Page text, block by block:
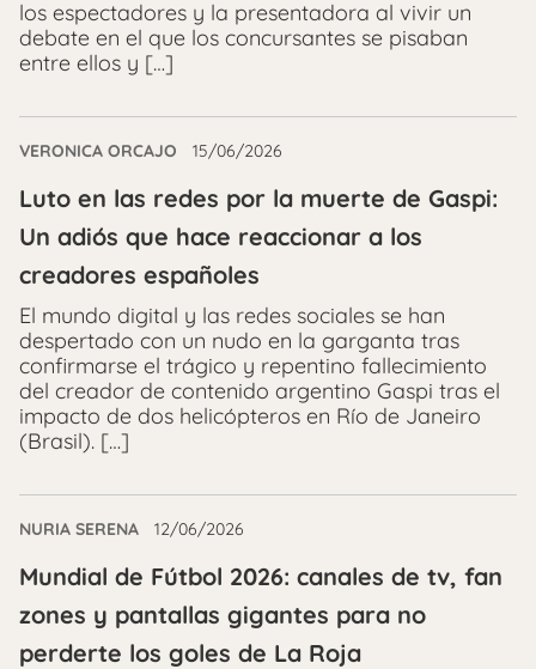
los espectadores y la presentadora al vivir un
debate en el que los concursantes se pisaban
entre ellos y […]
VERONICA ORCAJO 15/06/2026
Luto en las redes por la muerte de Gaspi:
Un adiós que hace reaccionar a los
creadores españoles
El mundo digital y las redes sociales se han
despertado con un nudo en la garganta tras
confirmarse el trágico y repentino fallecimiento
del creador de contenido argentino Gaspi tras el
impacto de dos helicópteros en Río de Janeiro
(Brasil). […]
NURIA SERENA 12/06/2026
Mundial de Fútbol 2026: canales de tv, fan
zones y pantallas gigantes para no
perderte los goles de La Roja